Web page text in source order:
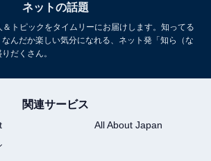
ネットの話題
トピックをタイムリーにお届けします。知ってる
んだか楽しい気分になれる、ネット発「知ら（な
だくさん。
関連サービス
All About Japan